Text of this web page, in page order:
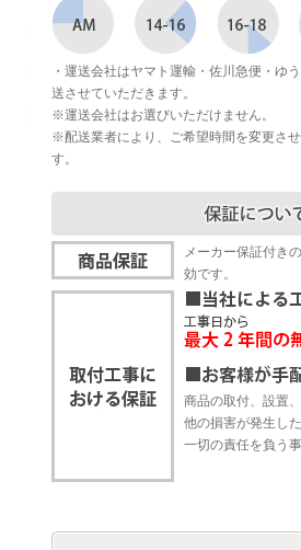
・運送会社はヤマト運輸・佐川急便・ゆ
送させていただきます。
※運送会社はお選びいただけません。
※配送業者により、ご希望時間を変更さ
す。
メーカー保証付き
効です。
商品の取付、設置
他の損害が発生し
一切の責任を負う